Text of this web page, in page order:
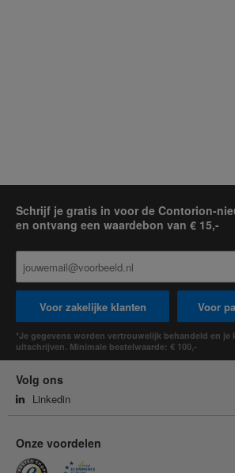
Schrijf je gratis in voor de Contorion-
en ontvang een waardebon van € 15,-
Voor zakelijke klanten Voor
*Je gegevens worden vertrouwelijk behandeld en je
uitschrijven. Minimale bestelwaarde: € 100,-
Volg ons
Linkedin
Onze voordelen